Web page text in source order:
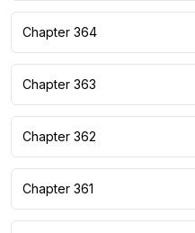
Chapter 364
Chapter 363
Chapter 362
Chapter 361